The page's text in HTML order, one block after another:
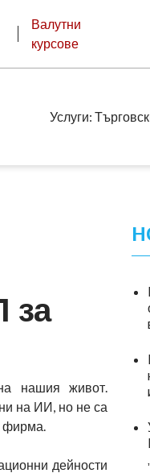
Валутни
курсове
Услуги:
за
нашия живот.
на ИИ, но не са
фирма.
дейности